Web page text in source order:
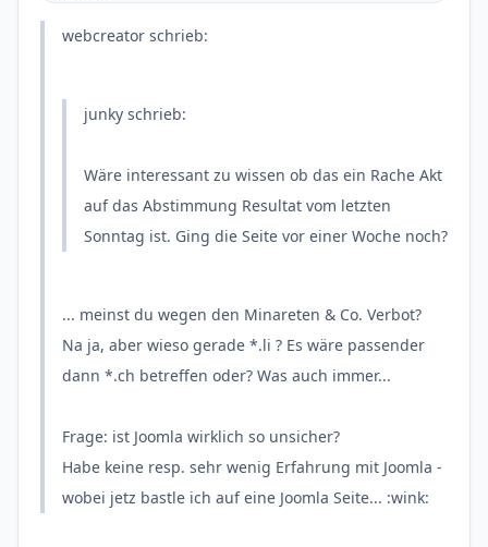
webcreator schrieb:
junky schrieb:
Wäre interessant zu wissen ob das ein Rache Akt
auf das Abstimmung Resultat vom letzten
Sonntag ist. Ging die Seite vor einer Woche noch?
... meinst du wegen den Minareten & Co. Verbot?
Na ja, aber wieso gerade *.li ? Es wäre passender
dann *.ch betreffen oder? Was auch immer...
Frage: ist Joomla wirklich so unsicher?
Habe keine resp. sehr wenig Erfahrung mit Joomla -
wobei jetz bastle ich auf eine Joomla Seite... :wink: